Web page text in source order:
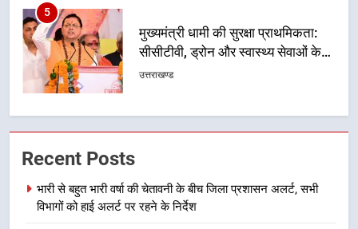
6
एसआईआर प्रक्रिया की निगरानी के लिए
प्रदेश कांग्रेस मुख्यालय में कंट्रोल रूम
का शुभारंभ
उत्तराखण्ड
प्रगति समीक्षा
उत्तराखण्ड
Recent Posts
भारी से बहुत भारी वर्षा की चेतावनी के बीच जिला प्रशासन अलर्ट, सभी
विभागों को हाई अलर्ट पर रहने के निर्देश